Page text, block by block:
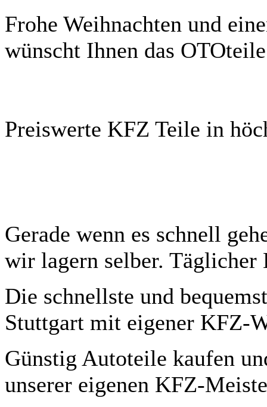
Frohe Weihnachten und
wünscht Ihnen das
Preiswerte KFZ Teile in
Gerade wenn es schnell
wir lagern selber. Täglicher
Die schnellste und
Stuttgart mit eigener KFZ-
Günstig Autoteile kaufen
unserer eigenen KFZ-